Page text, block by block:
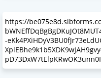
https://
-